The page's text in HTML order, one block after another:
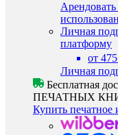
Личная
платформу
от
Личная
Бесплатная
ПЕЧАТНЫХ
Купить печатное